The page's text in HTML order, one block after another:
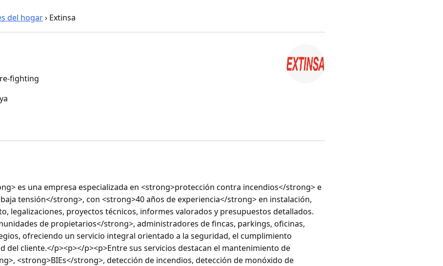
del hogar› Extinsa
fighting
es una empresa especializada en <strong>protección contra incendios</strong> e
tensión</strong>, con <strong>40 años de experiencia</strong> en instalación,
legalizaciones, proyectos técnicos, informes valorados y presupuestos detallados.
de propietarios</strong>, administradores de fincas, parkings, oficinas,
ofreciendo un servicio integral orientado a la seguridad, el cumplimiento
del cliente.</p><p></p><p>Entre sus servicios destacan el mantenimiento de
<strong>BIEs</strong>, detección de incendios, detección de monóxido de